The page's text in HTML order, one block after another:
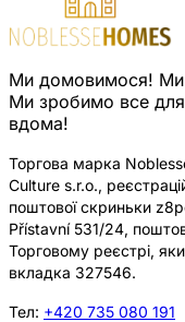
Ми домовимося! Ми
Ми зробимо все
вдома!
Торгова марка
Culture s.r.o.,
поштової скриньки
Přístavní 531/24,
Торговому реєстрі,
вкладка 327546.
Тел: +420 735 080 191